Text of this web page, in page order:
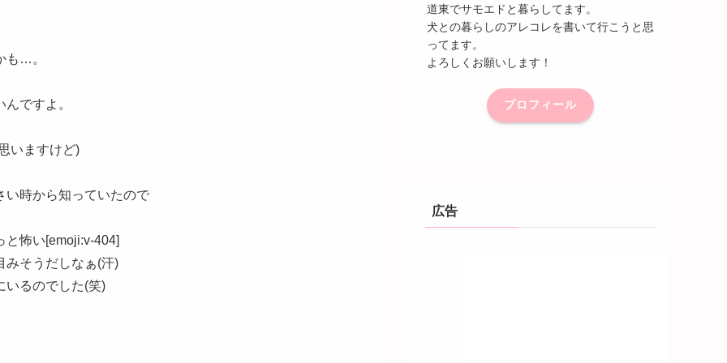
も…。
ですよ。
いますけど)
い時から知っていたので
と怖い[emoji:v-404]
みそうだしなぁ(汗)
いるのでした(笑)
道東でサモエドと暮らしてます。
犬との暮らしのアレコレを書いて行こうと思
ってます。
よろしくお願いします！
プロフィール
広告